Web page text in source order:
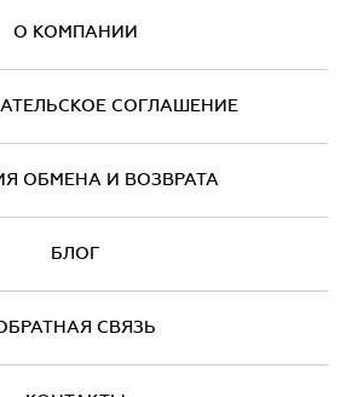
О КОМПАНИИ
СОГЛАШЕНИЕ
ОБМЕНА И ВОЗВРАТА
БЛОГ
СВЯЗЬ